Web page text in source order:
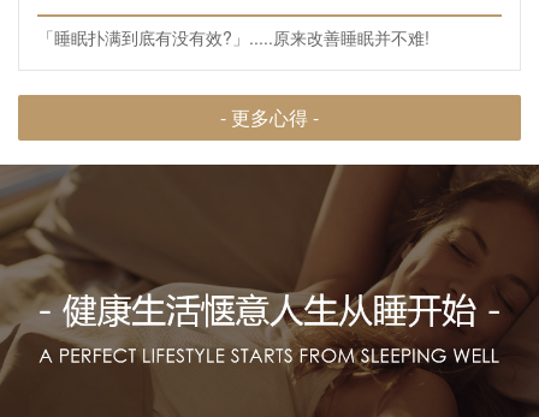
「睡眠扑满到底有没有效?」.....原来改善睡眠并不难!
- 更多心得 -